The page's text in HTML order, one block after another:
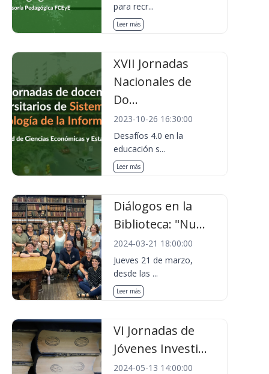
para recr...
Leer más
XVII Jornadas
Nacionales de
Do...
2023-10-26 16:30:00
Desafíos 4.0 en la
educación s...
Leer más
Diálogos en la
Biblioteca: "Nu...
2024-03-21 18:00:00
Jueves 21 de marzo,
desde las ...
Leer más
VI Jornadas de
Jóvenes Investi...
2024-05-13 14:00:00